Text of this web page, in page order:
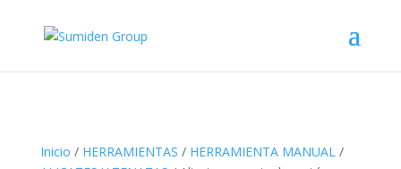
Inicio / HERRAMIENTAS / HERRAMIENTA MANUAL/